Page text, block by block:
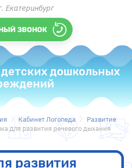
Екатеринбург
ЗВОНОК
дошкольных
Кабинет Логопеда
Развитие
для развития речевого дыхания
развития